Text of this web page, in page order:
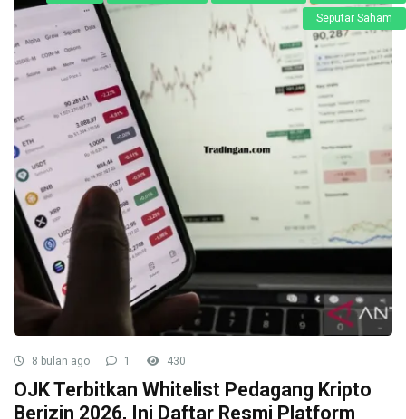
Seputar Saham
8 bulan ago 1 430
OJK Terbitkan Whitelist Pedagang Kripto
Berizin 2026, Ini Daftar Resmi Platform